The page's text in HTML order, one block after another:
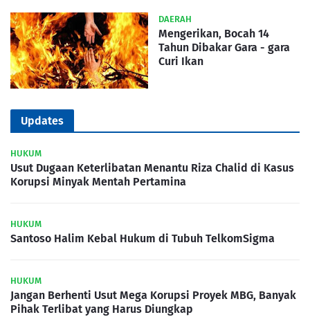
DAERAH
Mengerikan, Bocah 14
Tahun Dibakar Gara - gara
Curi Ikan
Updates
HUKUM
Usut Dugaan Keterlibatan Menantu Riza Chalid di Kasus
Korupsi Minyak Mentah Pertamina
HUKUM
Santoso Halim Kebal Hukum di Tubuh TelkomSigma
HUKUM
Jangan Berhenti Usut Mega Korupsi Proyek MBG, Banyak
Pihak Terlibat yang Harus Diungkap